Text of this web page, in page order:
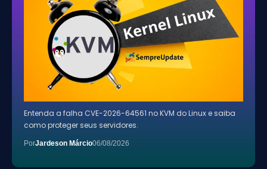
Entenda a falha CVE-2026-64561 no KVM do Linux e saiba
como proteger seus servidores.
PorJardeson Márcio06/08/2026